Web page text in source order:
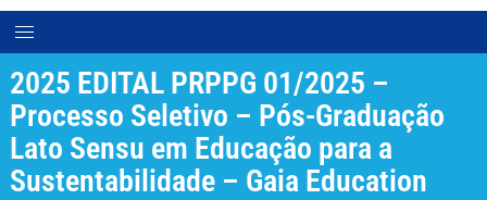
2025 EDITAL PRPPG 01/2025 –
Processo Seletivo – Pós-Graduação
Lato Sensu em Educação para a
Sustentabilidade – Gaia Education